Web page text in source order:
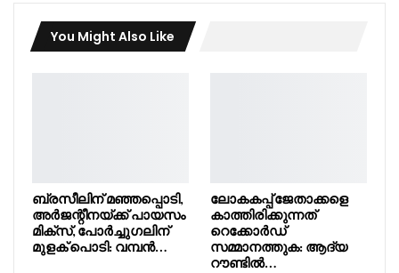
You Might Also Like
ബ്രസീലിന് മഞ്ഞപ്പൊടി,
അർജന്റീനയ്ക്ക് പായസം
മിക്സ്, പോർച്ചുഗലിന്
മുളക് പൊടി: വമ്പൻ…
ലോകകപ്പ് ജേതാക്കളെ
കാത്തിരിക്കുന്നത്
റെക്കോർഡ്
സമ്മാനത്തുക: ആദ്യ
റൗണ്ടിൽ…